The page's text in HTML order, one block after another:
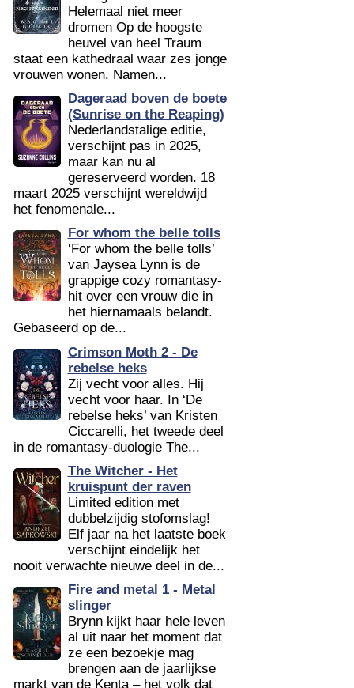
Helemaal niet meer
dromen Op de hoogste
heuvel van heel Traum
staat een kathedraal waar zes jonge
vrouwen wonen. Namen...
Dageraad boven de boete
(Sunrise on the Reaping)
Nederlandstalige editie,
verschijnt pas in 2025,
maar kan nu al
gereserveerd worden. 18
maart 2025 verschijnt wereldwijd
het fenomenale...
For whom the belle tolls
‘For whom the belle tolls’
van Jaysea Lynn is de
grappige cozy romantasy-
hit over een vrouw die in
het hiernamaals belandt.
Gebaseerd op de...
Crimson Moth 2 - De
rebelse heks
Zij vecht voor alles. Hij
vecht voor haar. In ‘De
rebelse heks’ van Kristen
Ciccarelli, het tweede deel
in de romantasy-duologie The...
The Witcher - Het
kruispunt der raven
Limited edition met
dubbelzijdig stofomslag!
Elf jaar na het laatste boek
verschijnt eindelijk het
nooit verwachte nieuwe deel in de...
Fire and metal 1 - Metal
slinger
Brynn kijkt haar hele leven
al uit naar het moment dat
ze een bezoekje mag
brengen aan de jaarlijkse
markt van de Kenta – het volk dat